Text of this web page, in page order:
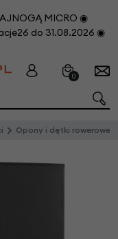
MICRO ◉
do 31.08.2026 ◉
0
Opony i dętki rowerowe